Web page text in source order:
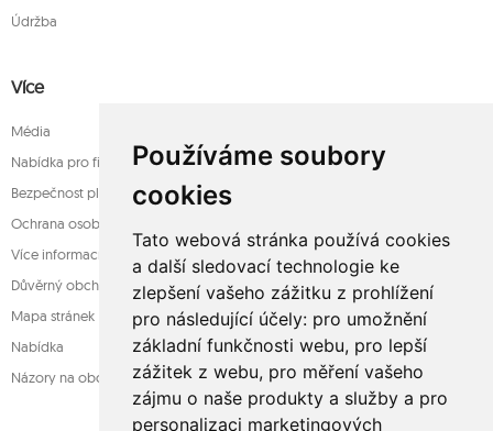
Používáme soubory
cookies
Tato webová stránka používá cookies
a další sledovací technologie ke
zlepšení vašeho zážitku z prohlížení
pro následující účely: pro umožnění
základní funkčnosti webu, pro lepší
zážitek z webu, pro měření vašeho
zájmu o naše produkty a služby a pro
personalizaci marketingových
Údržba
Více
Média
Nabídka pro firmy
Bezpečnost platba
Ochrana osobních údajů
Více informací o houpací sítě
Důvěrný obchod
Mapa stránek
Nabídka
Názory na obchod